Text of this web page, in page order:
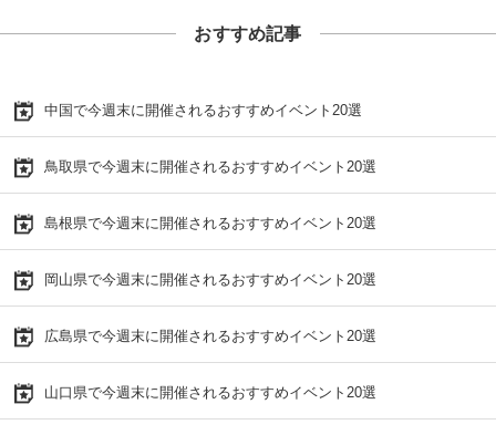
おすすめ記事
中国で今週末に開催されるおすすめイベント20選
鳥取県で今週末に開催されるおすすめイベント20選
島根県で今週末に開催されるおすすめイベント20選
岡山県で今週末に開催されるおすすめイベント20選
広島県で今週末に開催されるおすすめイベント20選
山口県で今週末に開催されるおすすめイベント20選